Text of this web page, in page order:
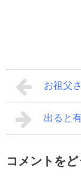
お祖父
出ると
コメントを